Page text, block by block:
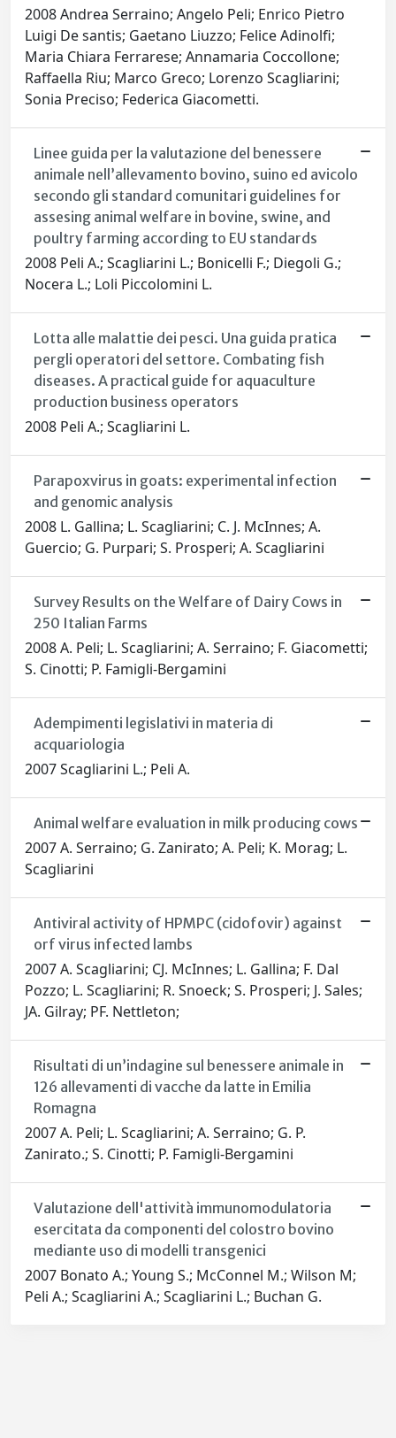
2008 Andrea Serraino; Angelo Peli; Enrico Pietro
Luigi De santis; Gaetano Liuzzo; Felice Adinolfi;
Maria Chiara Ferrarese; Annamaria Coccollone;
Raffaella Riu; Marco Greco; Lorenzo Scagliarini;
Sonia Preciso; Federica Giacometti.
Linee guida per la valutazione del benessere
animale nell’allevamento bovino, suino ed avicolo
secondo gli standard comunitari guidelines for
assesing animal welfare in bovine, swine, and
poultry farming according to EU standards
2008 Peli A.; Scagliarini L.; Bonicelli F.; Diegoli G.;
Nocera L.; Loli Piccolomini L.
Lotta alle malattie dei pesci. Una guida pratica
pergli operatori del settore. Combating fish
diseases. A practical guide for aquaculture
production business operators
2008 Peli A.; Scagliarini L.
Parapoxvirus in goats: experimental infection
and genomic analysis
2008 L. Gallina; L. Scagliarini; C. J. McInnes; A.
Guercio; G. Purpari; S. Prosperi; A. Scagliarini
Survey Results on the Welfare of Dairy Cows in
250 Italian Farms
2008 A. Peli; L. Scagliarini; A. Serraino; F. Giacometti;
S. Cinotti; P. Famigli-Bergamini
Adempimenti legislativi in materia di
acquariologia
2007 Scagliarini L.; Peli A.
Animal welfare evaluation in milk producing cows
2007 A. Serraino; G. Zanirato; A. Peli; K. Morag; L.
Scagliarini
Antiviral activity of HPMPC (cidofovir) against
orf virus infected lambs
2007 A. Scagliarini; CJ. McInnes; L. Gallina; F. Dal
Pozzo; L. Scagliarini; R. Snoeck; S. Prosperi; J. Sales;
JA. Gilray; PF. Nettleton;
Risultati di un’indagine sul benessere animale in
126 allevamenti di vacche da latte in Emilia
Romagna
2007 A. Peli; L. Scagliarini; A. Serraino; G. P.
Zanirato.; S. Cinotti; P. Famigli-Bergamini
Valutazione dell'attività immunomodulatoria
esercitata da componenti del colostro bovino
mediante uso di modelli transgenici
2007 Bonato A.; Young S.; McConnel M.; Wilson M;
Peli A.; Scagliarini A.; Scagliarini L.; Buchan G.